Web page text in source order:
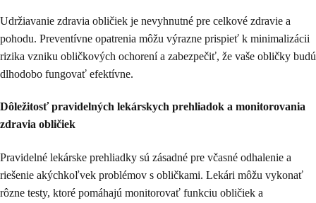
Udržiavanie zdravia obličiek je nevyhnutné pre celkové zdravie a
pohodu. Preventívne opatrenia môžu výrazne prispieť k minimalizácii
rizika vzniku obličkových ochorení a zabezpečiť, že vaše obličky budú
dlhodobo fungovať efektívne.
Dôležitosť pravidelných lekárskych prehliadok a monitorovania
zdravia obličiek
Pravidelné lekárske prehliadky sú zásadné pre včasné odhalenie a
riešenie akýchkoľvek problémov s obličkami. Lekári môžu vykonať
rôzne testy, ktoré pomáhajú monitorovať funkciu obličiek a